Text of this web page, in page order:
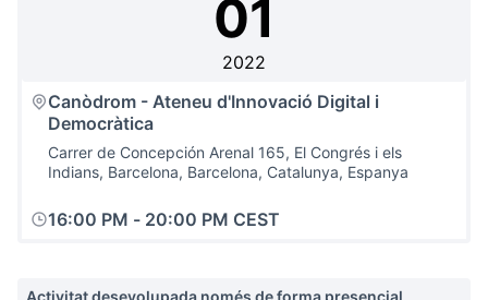
01
2022
Canòdrom - Ateneu d'Innovació Digital i
Democràtica
Carrer de Concepción Arenal 165, El Congrés i els
Indians, Barcelona, Barcelona, Catalunya, Espanya
16:00 PM - 20:00 PM CEST
Activitat desevolupada només de forma presencial